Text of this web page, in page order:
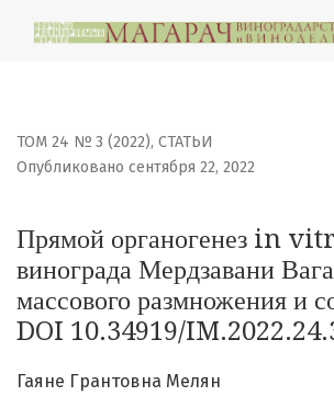
Прямой органогенез in vitro сортa
ТОМ 24 № 3 (2022), СТАТЬИ
Прямой органогенез in
винограда Мердзавани
массового размножения и
DOI 10.34919/
Опубликовано сентября 22, 2022
Гаяне Грантовна Мелян